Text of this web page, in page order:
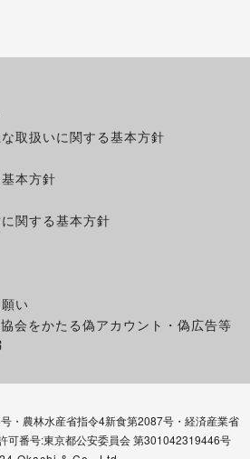
取扱いに関する基本方針
本方針
関する基本方針
い
会をかたる偽アカウント・偽広告等
・農林水産省指令4新食第2087号・経済産業省
可番号:東京都公安委員会 第301042319446号